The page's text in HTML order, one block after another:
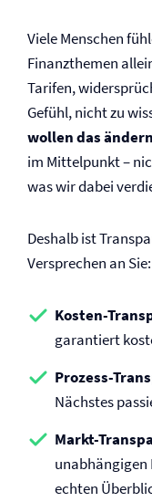
Viele Menschen
Finanzthemen
Tarifen,
Gefühl, nicht zu
wollen das ändern
im Mittelpunkt –
was wir dabei
Deshalb ist
Versprechen an Sie:
Kosten-
garantiert
Prozess-
Nächstes
Markt-
unabhängigen
echten